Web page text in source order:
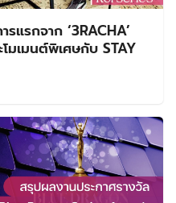
แรกจาก ‘3RACHA’
มเมนต์พิเศษกับ STAY